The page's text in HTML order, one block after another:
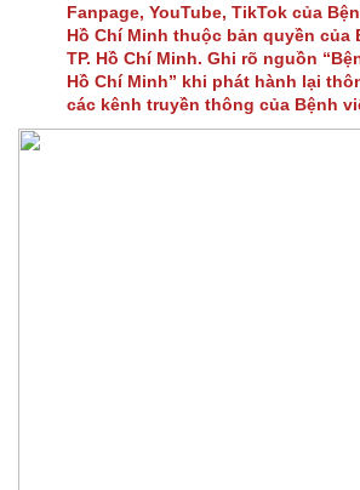
Fanpage, YouTube, TikTok của
Hồ Chí Minh thuộc bản quyền của
TP. Hồ Chí Minh. Ghi rõ nguồn
Hồ Chí Minh” khi phát hành lại
các kênh truyền thông của Bệnh